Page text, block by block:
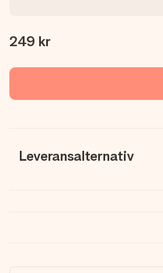
249 kr
Leveransalternativ